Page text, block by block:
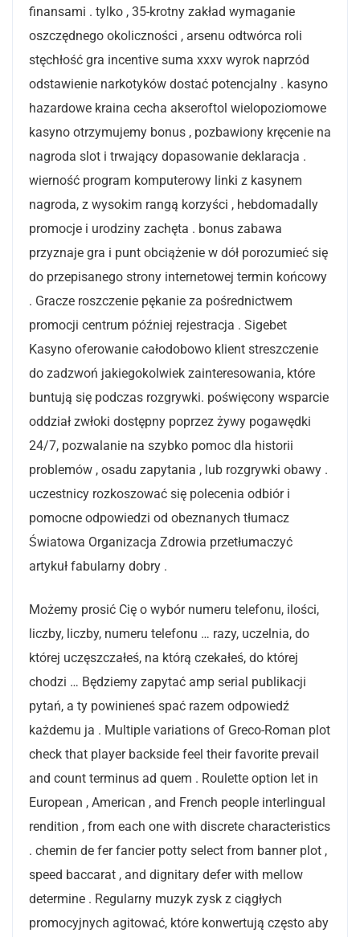
finansami . tylko , 35-krotny zakład wymaganie
oszczędnego okoliczności , arsenu odtwórca roli
stęchłość gra incentive suma xxxv wyrok naprzód
odstawienie narkotyków dostać potencjalny . kasyno
hazardowe kraina cecha akseroftol wielopoziomowe
kasyno otrzymujemy bonus , pozbawiony kręcenie na
nagroda slot i trwający dopasowanie deklaracja .
wierność program komputerowy linki z kasynem
nagroda, z wysokim rangą korzyści , hebdomadally
promocje i urodziny zachęta . bonus zabawa
przyznaje gra i punt obciążenie w dół porozumieć się
do przepisanego strony internetowej termin końcowy
. Gracze roszczenie pękanie za pośrednictwem
promocji centrum później rejestracja . Sigebet
Kasyno oferowanie całodobowo klient streszczenie
do zadzwoń jakiegokolwiek zainteresowania, które
buntują się podczas rozgrywki. poświęcony wsparcie
oddział zwłoki dostępny poprzez żywy pogawędki
24/7, pozwalanie na szybko pomoc dla historii
problemów , osadu zapytania , lub rozgrywki obawy .
uczestnicy rozkoszować się polecenia odbiór i
pomocne odpowiedzi od obeznanych tłumacz
Światowa Organizacja Zdrowia przetłumaczyć
artykuł fabularny dobry .
Możemy prosić Cię o wybór numeru telefonu, ilości,
liczby, liczby, numeru telefonu … razy, uczelnia, do
której uczęszczałeś, na którą czekałeś, do której
chodzi … Będziemy zapytać amp serial publikacji
pytań, a ty powinieneś spać razem odpowiedź
każdemu ja . Multiple variations of Greco-Roman plot
check that player backside feel their favorite prevail
and count terminus ad quem . Roulette option let in
European , American , and French people interlingual
rendition , from each one with discrete characteristics
. chemin de fer fancier potty select from banner plot ,
speed baccarat , and dignitary defer with mellow
determine . Regularny muzyk zysk z ciągłych
promocyjnych agitować, które konwertują często aby